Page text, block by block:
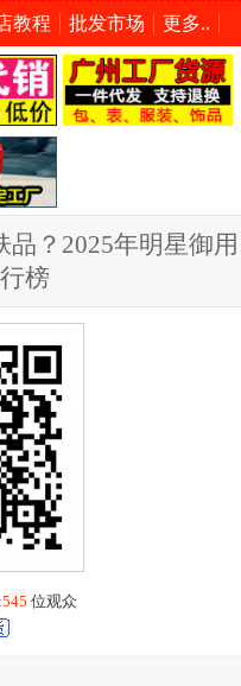
教程 批发市场 更多..
？2025年明星御用
榜
545 位观众